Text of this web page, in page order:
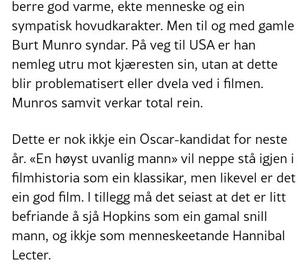
berre god varme, ekte menneske og ein
sympatisk hovudkarakter. Men til og med gamle
Burt Munro syndar. På veg til USA er han
nemleg utru mot kjæresten sin, utan at dette
blir problematisert eller dvela ved i filmen.
Munros samvit verkar total rein.
Dette er nok ikkje ein Oscar-kandidat for neste
år. «En høyst uvanlig mann» vil neppe stå igjen i
filmhistoria som ein klassikar, men likevel er det
ein god film. I tillegg må det seiast at det er litt
befriande å sjå Hopkins som ein gamal snill
mann, og ikkje som menneskeetande Hannibal
Lecter.